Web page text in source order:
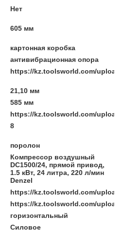
Нет
605 мм
картонная коробка
антивибрационная опора
https://kz.toolsworld.com/upload/
21,10 мм
585 мм
https://kz.toolsworld.com/upload/
8
поролон
Компрессор воздушный
DC1500/24, прямой привод,
1.5 кВт, 24 литра, 220 л/мин
Denzel
https://kz.toolsworld.com/upload/
https://kz.toolsworld.com/upload/
горизонтальный
Силовое